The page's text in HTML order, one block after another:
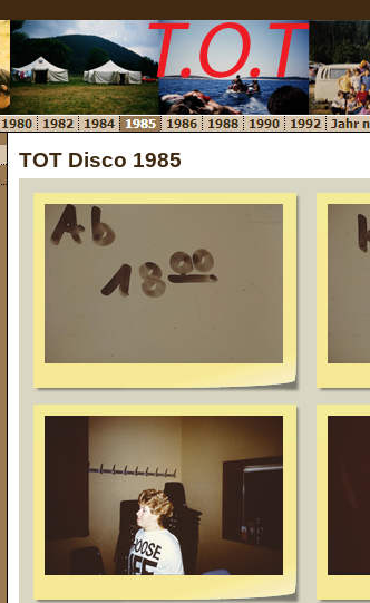
TOT Disco 1985